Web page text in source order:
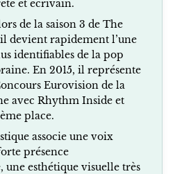
et écrivain.
de la saison 3 de The
devient rapidement l’une
identifiables de la pop
En 2015, il représente
Eurovision de la
avec Rhythm Inside et
place.
associe une voix
présence
une esthétique visuelle très